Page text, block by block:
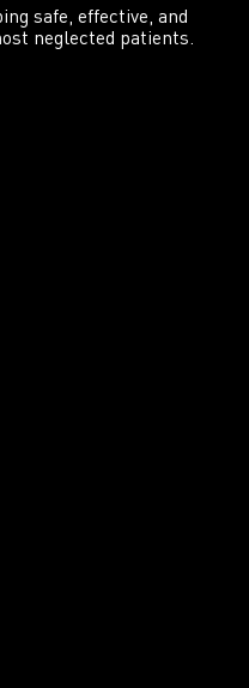
safe, effective, and
neglected patients.